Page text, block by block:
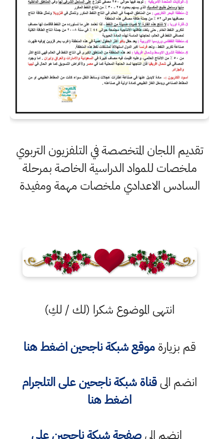
تقديم اللجان المتخصصة في التلفزيون التربوي
ملخصات للمواد الدراسية الخاصة بمرحلة
السادس الاعدادي ملخصات مهمة ومفيدة
انتهى الموضوع شكرا (لك / لكِ)
قم بزيارةموقع شبكة ناجحين اضغط هنا
انضم الىقناة شبكة ناجحين على التلجرام
اضغط هنا
انضم الىصفحة شبكة ناجحين على